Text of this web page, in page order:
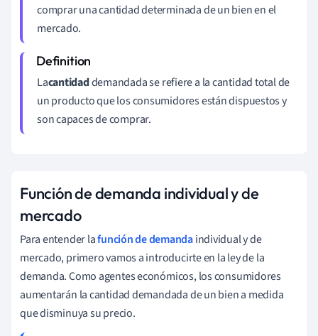
comprar una cantidad determinada de un bien en el
mercado.
Lacantidaddemandada se refiere a la cantidad total de
un producto que los consumidores están dispuestos y
son capaces de comprar.
Función de demanda individual y de
mercado
Para entender lafunción de demandaindividual y de
mercado, primero vamos a introducirte en la ley de la
demanda. Como agentes económicos, los consumidores
aumentarán la cantidad demandada de un bien a medida
que disminuya su precio.